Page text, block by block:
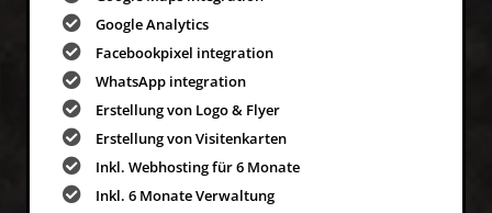
Google Analytics
Facebookpixel integration
WhatsApp integration
Erstellung von Logo & Flyer
Erstellung von Visitenkarten
Inkl. Webhosting für 6 Monate
Inkl. 6 Monate Verwaltung